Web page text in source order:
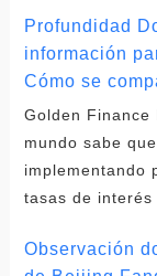
Profundidad
información
Cómo se
Golden
mundo sabe
implementando
tasas de interés
Observación